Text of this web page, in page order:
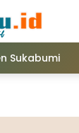
Sukabumi